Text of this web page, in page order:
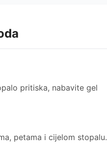
pritiska, nabavite gel
petama i cijelom stopalu.